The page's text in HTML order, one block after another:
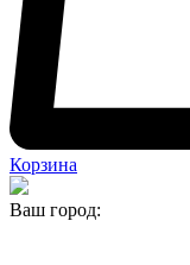
Корзина
Ваш город: